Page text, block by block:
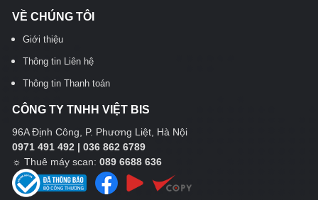
VỀ CHÚNG TÔI
Giới thiệu
Thông tin Liên hệ
Thông tin Thanh toán
CÔNG TY TNHH VIỆT BIS
96A Định Công, P. Phương Liệt, Hà Nội
0971 491 492 | 036 862 6789
☼ Thuê máy scan: 089 6688 636